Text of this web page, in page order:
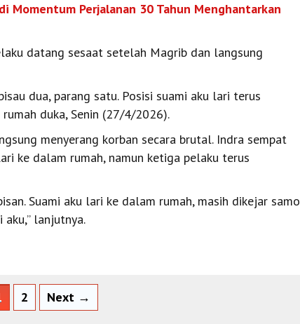
Momentum Perjalanan 30 Tahun Menghantarkan
datang sesaat setelah Magrib dan langsung
dua, parang satu. Posisi suami aku lari terus
duka, Senin (27/4/2026).
menyerang korban secara brutal. Indra sempat
ke dalam rumah, namun ketiga pelaku terus
Suami aku lari ke dalam rumah, masih dikejar samo
lanjutnya.
2 Next →